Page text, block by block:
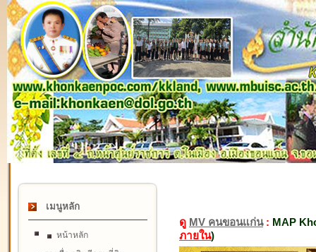
เมนูหลัก
หน้าหลัก
ดู MV คนขอนแก่น: MAP
ภายใน)